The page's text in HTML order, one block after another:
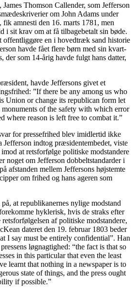
Thomson Callender, som Jefferson
om John Adams under
fik amnesti den 16. marts 1781, men
i sit krav om at få tilbagebetalt sin bøde.
offentliggøre en i hovedtræk sand historie
havde fået flere børn med sin kvart-
der som 14-årig havde fulgt hans datter,
havde Jeffersons givet et
”If there be any among us who
Union or change its republican form let
monuments of the safety with which error
where reason is left free to combat it.”
for pressefrihed blev imidlertid ikke
indtog præsidentembedet, viste
at retsforfølge politiske modstandere
noget om Jefferson dobbeltstandarder i
afstanden mellem Jeffersons højstemte
om frihed og hans ageren som
at republikanernes nylige modstand
hyklerisk, hvis de straks efter
af politiske modstandere,
dateret den 19. februar 1803 beder
I say must be entirely confidential”. Han
løgnagtighed: “the fact is that so
in this particular that even the least
learnt that nothing in a newspaper is to
state of things, and the press ought
if possible.”